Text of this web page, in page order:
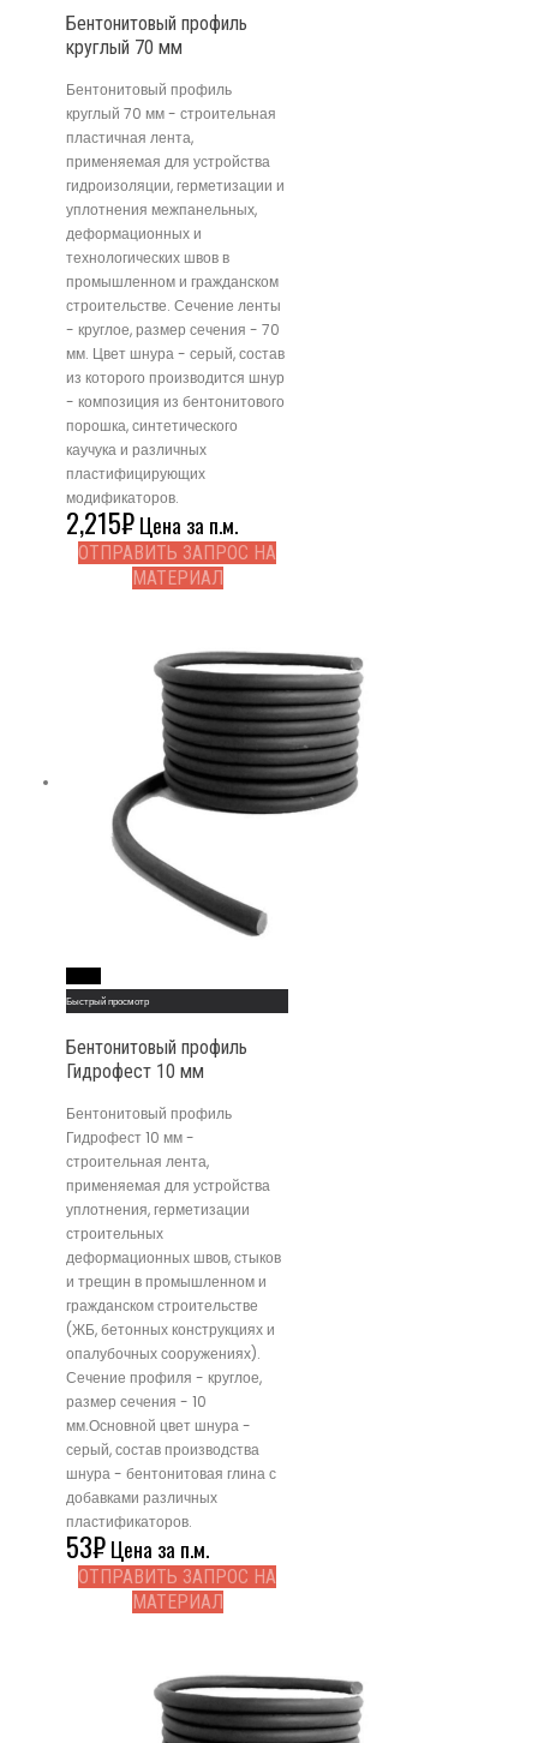
Бентонитовый профиль
круглый 70 мм
Бентонитовый профиль
круглый 70 мм - строительная
пластичная лента,
применяемая для устройства
гидроизоляции, герметизации и
уплотнения межпанельных,
деформационных и
технологических швов в
промышленном и гражданском
строительстве. Сечение ленты
- круглое, размер сечения - 70
мм. Цвет шнура - серый, состав
из которого производится шнур
- композиция из бентонитового
порошка, синтетического
каучука и различных
пластифицирующих
модификаторов.
2,215₽Цена за п.м.
ОТПРАВИТЬ ЗАПРОС НА
МАТЕРИАЛ
Быстрый просмотр
Бентонитовый профиль
Гидрофест 10 мм
Бентонитовый профиль
Гидрофест 10 мм -
строительная лента,
применяемая для устройства
уплотнения, герметизации
строительных
деформационных швов, стыков
и трещин в промышленном и
гражданском строительстве
(ЖБ, бетонных конструкциях и
опалубочных сооружениях).
Сечение профиля - круглое,
размер сечения - 10
мм.Основной цвет шнура -
серый, состав производства
шнура - бентонитовая глина с
добавками различных
пластификаторов.
53₽Цена за п.м.
ОТПРАВИТЬ ЗАПРОС НА
МАТЕРИАЛ